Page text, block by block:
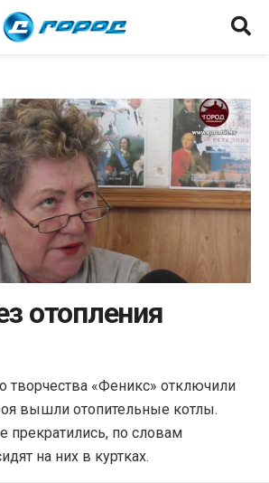
отопления
творчества «Феникс» отключили
вышли отопительные котлы.
прекратились, по словам
на них в куртках.